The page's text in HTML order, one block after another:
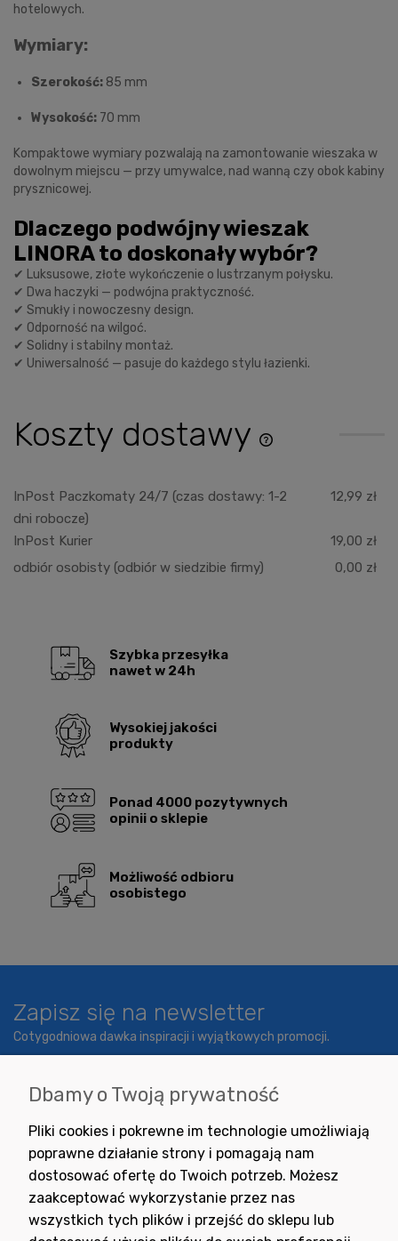
hotelowych.
Wymiary:
Szerokość: 85 mm
Wysokość: 70 mm
Kompaktowe wymiary pozwalają na zamontowanie wieszaka w
dowolnym miejscu — przy umywalce, nad wanną czy obok kabiny
prysznicowej.
Dlaczego podwójny wieszak
LINORA to doskonały wybór?
✔ Luksusowe, złote wykończenie o lustrzanym połysku.
✔ Dwa haczyki — podwójna praktyczność.
✔ Smukły i nowoczesny design.
✔ Odporność na wilgoć.
✔ Solidny i stabilny montaż.
✔ Uniwersalność — pasuje do każdego stylu łazienki.
Koszty dostawy
Cena nie zawiera
płatności
InPost Paczkomaty 24/7 (czas dostawy: 1-2
dni robocze)
12,99 zł
InPost Kurier
19,00 zł
odbiór osobisty (odbiór w siedzibie firmy) 0,00 zł
Szybka przesyłka
nawet w 24h
Wysokiej jakości
produkty
Ponad 4000 pozytywnych
opinii o sklepie
Możliwość odbioru
osobistego
Zapisz się na newsletter
Cotygodniowa dawka inspiracji i wyjątkowych promocji.
Wyrażam zgodę na otrzymywanie newslettera z inspiracjami,
nowościami i promocjami.
Dbamy o Twoją prywatność
Pliki cookies i pokrewne im technologie umożliwiają
poprawne działanie strony i pomagają nam
dostosować ofertę do Twoich potrzeb. Możesz
zaakceptować wykorzystanie przez nas
wszystkich tych plików i przejść do sklepu lub